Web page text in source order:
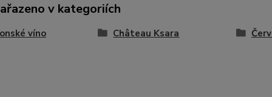
v kategoriích
víno Château Ksara